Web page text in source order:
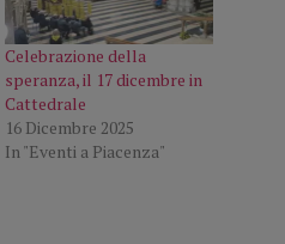
Celebrazione della
speranza, il 17 dicembre in
Cattedrale
16 Dicembre 2025
In "Eventi a Piacenza"